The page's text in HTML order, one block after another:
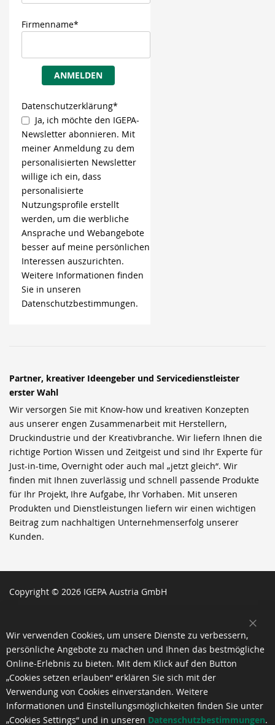
Firmenname*
ANMELDEN
Datenschutzerklärung*
Ja, ich möchte den IGEPA-
Newsletter abonnieren. Mit
meiner Anmeldung zu dem
personalisierten Newsletter
willige ich ein, dass
personalisierte
Nutzungsprofile erstellt
werden, um die werbliche
Ansprache und Webangebote
besser auf meine persönlichen
Interessen auszurichten.
Weitere Informationen finden
Sie in unseren
Datenschutzbestimmungen.
Partner, kreativer Ideengeber und Servicedienstleister
erster Wahl
Wir versorgen Sie mit Know-how und kreativen Konzepten
aus unserer engen Zusammenarbeit mit Herstellern,
Druckindustrie und der Kreativbranche. Wir liefern Ihnen die
richtige Portion Wissen und Zeitgeist und sind Ihr Experte für
Just-in-time, Overnight oder auch mal „jetzt gleich“. Wir
finden mit Ihnen zuverlässig und schnell passende Produkte
für Ihr Projekt, Ihre Aufgabe, Ihr Vorhaben. Mit unseren
Produkten und Dienstleistungen liefern wir einen wichtigen
Beitrag zum nachhaltigen Unternehmenserfolg unserer
Kunden.
Copyright © 2026 IGEPA Austria GmbH
Wir verwenden Cookies, um unsere Dienste zu verbessern,
persönliche Angebote zu machen und Ihnen das bestmögliche
Online-Erlebnis zu bieten. Mit dem Klick auf den Button
„Cookies setzen erlauben“ erklären Sie sich mit der
Verwendung von Cookies einverstanden. Weitere
Informationen und Einstellungsmöglichkeiten finden Sie unter
„Cookies Settings“ und in unseren Datenschutzbestimmungen.